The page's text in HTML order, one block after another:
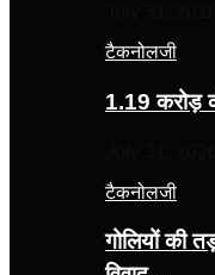
टैकनोलजी
1.19 करोड़
टैकनोलजी
गोलियों की